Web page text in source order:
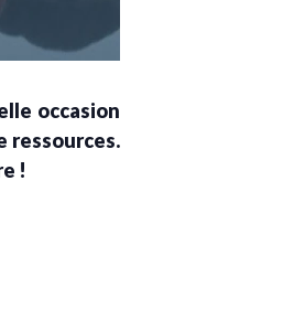
occasion
ressources.
!